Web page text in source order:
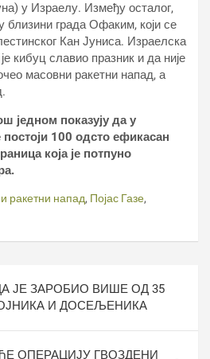
у Израелу. Између осталог,
близини града Офаким, који се
Кан Јуниса. Израелска
кибуц славио празник и да није
масовни ракетни напад, а
једном показују да у
100 одсто ефикасан
која је потпуно
ракетни напад, Појас Газе,
ЈЕ ЗАРОБИО ВИШЕ ОД 35
И ДОСЕЉЕНИКА
ОПЕРАЦИЈУ ГВОЗДЕНИ